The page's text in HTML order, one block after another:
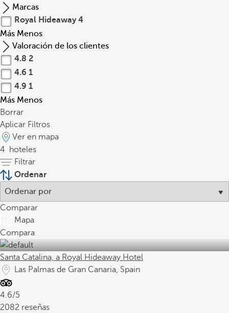
Marcas
Royal Hideaway 4
Más Menos
Valoración de los clientes
4.8 2
4.6 1
4.9 1
Más Menos
Borrar
Aplicar Filtros
Ver en mapa
4
hoteles
Filtrar
Ordenar
Comparar
Mapa
Compara
Santa Catalina, a Royal Hideaway Hotel
Las Palmas de Gran Canaria, Spain
4.6/5
2082 reseñas